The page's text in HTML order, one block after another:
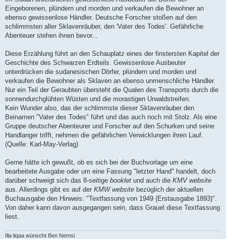
Eingeborenen, plündern und morden und verkaufen die Bewohner an
ebenso gewissenlose Händler. Deutsche Forscher stoßen auf den
schlimmsten aller Sklavenräuber, den 'Vater des Todes'. Gefährliche
Abenteuer stehen ihnen bevor...
Diese Erzählung führt an den Schauplatz eines der finstersten Kapitel der
Geschichte des Schwarzen Erdteils. Gewissenlose Ausbeuter
unterdrücken die sudanesischen Dörfer, plündern und morden und
verkaufen die Bewohner als Sklaven an ebenso unmenschliche Händler.
Nur ein Teil der Geraubten übersteht die Qualen des Transports durch die
sonnendurchglühten Wüsten und die morastigen Urwaldstreifen.
Kein Wunder also, das der schlimmste dieser Sklavenräuber den
Beinamen "Vater des Todes" führt und das auch noch mit Stolz. Als eine
Gruppe deutscher Abenteurer und Forscher auf den Schurken und seine
Handlanger trifft, nehmen die gefährlichen Verwicklungen ihren Lauf.
(Quelle: Karl-May-Verlag)
Gerne hätte ich gewußt, ob es sich bei der Buchvorlage um eine
bearbeitete Ausgabe oder um eine Fassung "letzter Hand" handelt, doch
darüber schweigt sich das 8-seitige booklet und auch die KMV website
aus. Allerdings gibt es auf der KMW website bezüglich der aktuellen
Buchausgabe den Hinweis: "Textfassung von 1949 (Erstausgabe 1893)".
Von daher kann davon ausgegangen sein, dass Grauel diese Textfassung
liest.
Illa liqaa wünscht Ben Nemsi